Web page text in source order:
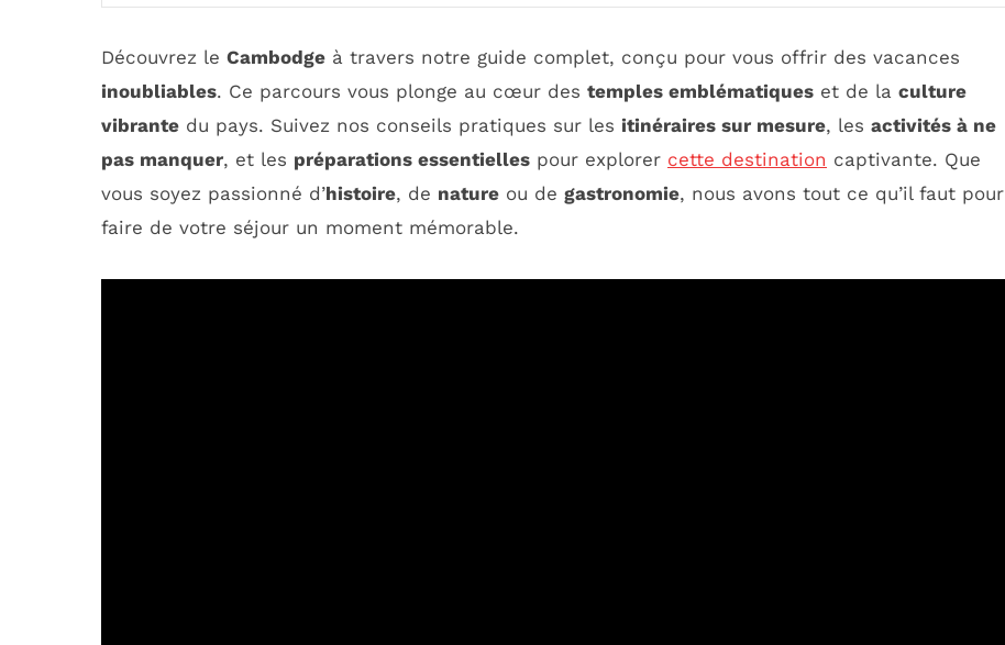
Découvrez le Cambodge à travers notre guide complet, conçu pour vous offrir des vacances
inoubliables. Ce parcours vous plonge au cœur des temples emblématiques et de la culture
vibrante du pays. Suivez nos conseils pratiques sur les itinéraires sur mesure, les activités à ne
pas manquer, et les préparations essentielles pour explorer cette destination captivante. Que
vous soyez passionné d’histoire, de nature ou de gastronomie, nous avons tout ce qu’il faut pour
faire de votre séjour un moment mémorable.